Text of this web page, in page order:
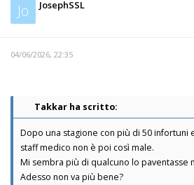
Jo JosephSSL
04/06/2026, 22:35
Takkar ha scritto:
Dopo una stagione con più di 50 infortuni
staff medico non è poi così male.
Mi sembra più di qualcuno lo paventasse
Adesso non va più bene?